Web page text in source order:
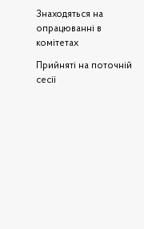
Знаходяться на
опрацюванні в
комітетах
Прийняті на поточній
сесії